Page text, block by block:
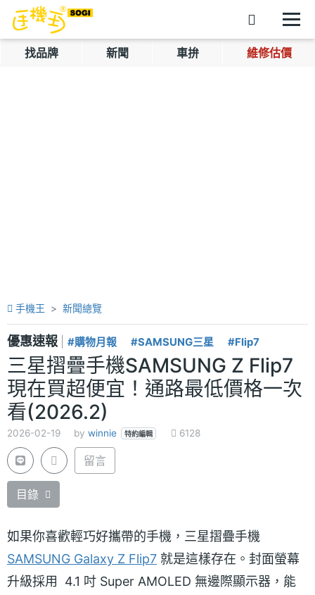
找品牌 新聞 車拚 維修估價
手機王 新聞總覽
優惠速報 #購物月報 #SAMSUNG三星 #Flip7
三星摺疊手機SAMSUNG Z Flip7
現在買超便宜！通路最低價格一次
看(2026.2)
2026-02-19 by winnie 特約編輯 6128
留言
目錄
如果你喜歡輕巧好攜帶的手機，三星摺疊手機
SAMSUNG Galaxy Z Flip7 就是這樣存在。封面螢幕
升級採用 4.1 吋 Super AMOLED 無邊際顯示器，能